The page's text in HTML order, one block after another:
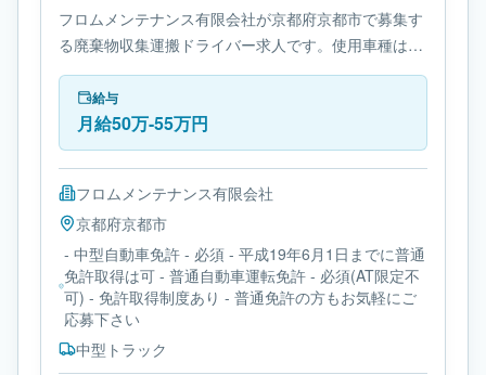
フロムメンテナンス有限会社が京都府京都市で募集す
る廃棄物収集運搬ドライバー求人です。使用車種は中
型トラックです。勤務時間は- 休憩時間: 60分です。
必要免許は- 中型自動車免許です。
給与
月給50万-55万円
フロムメンテナンス有限会社
京都府京都市
- 中型自動車免許 - 必須 - 平成19年6月1日までに普通
免許取得は可 - 普通自動車運転免許 - 必須(AT限定不
可) - 免許取得制度あり - 普通免許の方もお気軽にご
応募下さい
中型トラック